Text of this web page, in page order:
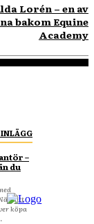
Lorén – en av
bakom Equine
Academy
INLÄGG
–
du
köpa